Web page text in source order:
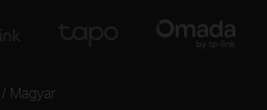
Magyar